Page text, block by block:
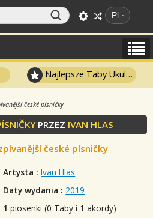
Pl
Najlepsze Taby Ukulele
české písničky
PRZEZ IVAN HLAS
české písničky
Artysta : Ivan Hlas
Daty wydania : 2019
1 piosenki (0 Taby i 1 akordy)